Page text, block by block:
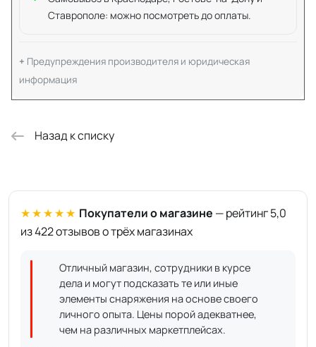
Ставрополе: можно посмотреть до оплаты.
Предупреждения производителя и юридическая
информация
Назад к списку
★★★★★ Покупатели о магазине — рейтинг 5,0
из 422 отзывов о трёх магазинах
Отличный магазин, сотрудники в курсе
дела и могут подсказать те или иные
элементы снаряжения на основе своего
личного опыта. Цены порой адекватнее,
чем на различных маркетплейсах.